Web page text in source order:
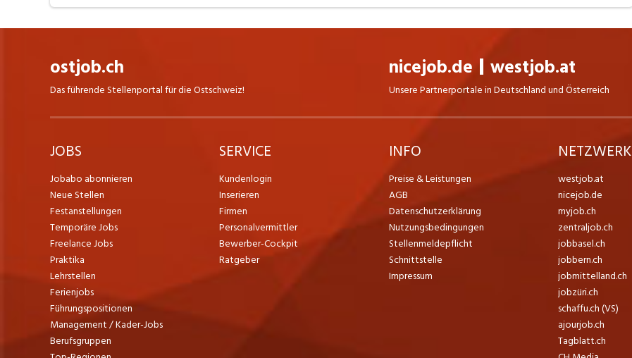
ostjob.ch
Das führende Stellenportal für die Ostschweiz!
nicejob.de westjob.at
Unsere Partnerportale in Deutschland und Österreich
JOBS
Jobabo abonnieren
Neue Stellen
Festanstellungen
Temporäre Jobs
Freelance Jobs
Praktika
Lehrstellen
Ferienjobs
Führungspositionen
Management / Kader-Jobs
Berufsgruppen
SERVICE
Kundenlogin
Inserieren
Firmen
Personalvermittler
Bewerber-Cockpit
Ratgeber
INFO
Preise & Leistungen
AGB
Datenschutzerklärung
Nutzungsbedingungen
Stellenmeldepflicht
Schnittstelle
Impressum
NETZWERK
westjob.at
nicejob.de
myjob.ch
zentraljob.ch
jobbasel.ch
jobbern.ch
jobmittelland.ch
jobzüri.ch
schaffu.ch (VS)
ajourjob.ch
Tagblatt.ch